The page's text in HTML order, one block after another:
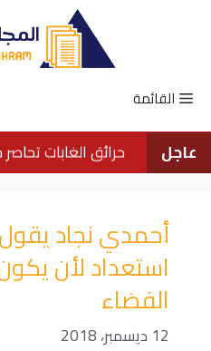
القائمة
عاجل
أحمدي نجاد
استعداد لأن
الفضاء
12 ديسمبر، 2018